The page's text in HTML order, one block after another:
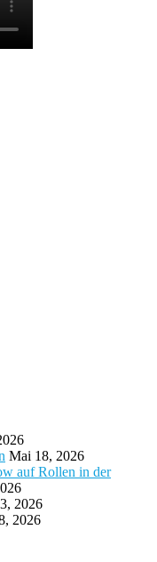
Mai 18, 2026
auf Rollen in der
2026
2026